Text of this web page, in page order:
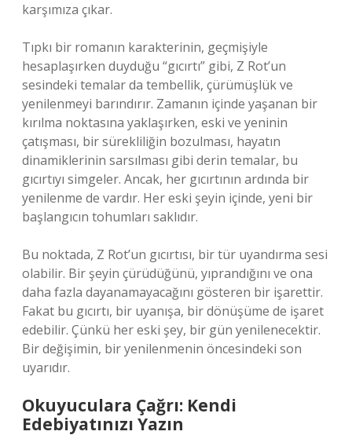
karşımıza çıkar.
Tıpkı bir romanın karakterinin, geçmişiyle
hesaplaşırken duyduğu “gıcırtı” gibi, Z Rot’un
sesindeki temalar da tembellik, çürümüşlük ve
yenilenmeyi barındırır. Zamanın içinde yaşanan bir
kırılma noktasına yaklaşırken, eski ve yeninin
çatışması, bir sürekliliğin bozulması, hayatın
dinamiklerinin sarsılması gibi derin temalar, bu
gıcırtıyı simgeler. Ancak, her gıcırtının ardında bir
yenilenme de vardır. Her eski şeyin içinde, yeni bir
başlangıcın tohumları saklıdır.
Bu noktada, Z Rot’un gıcırtısı, bir tür uyandırma sesi
olabilir. Bir şeyin çürüdüğünü, yıprandığını ve ona
daha fazla dayanamayacağını gösteren bir işarettir.
Fakat bu gıcırtı, bir uyanışa, bir dönüşüme de işaret
edebilir. Çünkü her eski şey, bir gün yenilenecektir.
Bir değişimin, bir yenilenmenin öncesindeki son
uyarıdır.
Okuyuculara Çağrı: Kendi
Edebiyatınızı Yazın